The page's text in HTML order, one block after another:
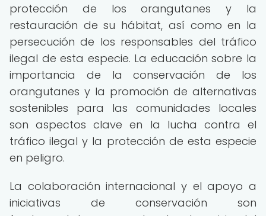
protección de los orangutanes y la
restauración de su hábitat, así como en la
persecución de los responsables del tráfico
ilegal de esta especie. La educación sobre la
importancia de la conservación de los
orangutanes y la promoción de alternativas
sostenibles para las comunidades locales
son aspectos clave en la lucha contra el
tráfico ilegal y la protección de esta especie
en peligro.
La colaboración internacional y el apoyo a
iniciativas de conservación son